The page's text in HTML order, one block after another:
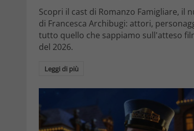
Scopri il cast di Romanzo Famigliare, il
di Francesca Archibugi: attori,
tutto quello che sappiamo sull'atteso
del 2026.
Leggi di più